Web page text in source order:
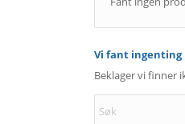
Vi fant ingenting
Beklager vi finner